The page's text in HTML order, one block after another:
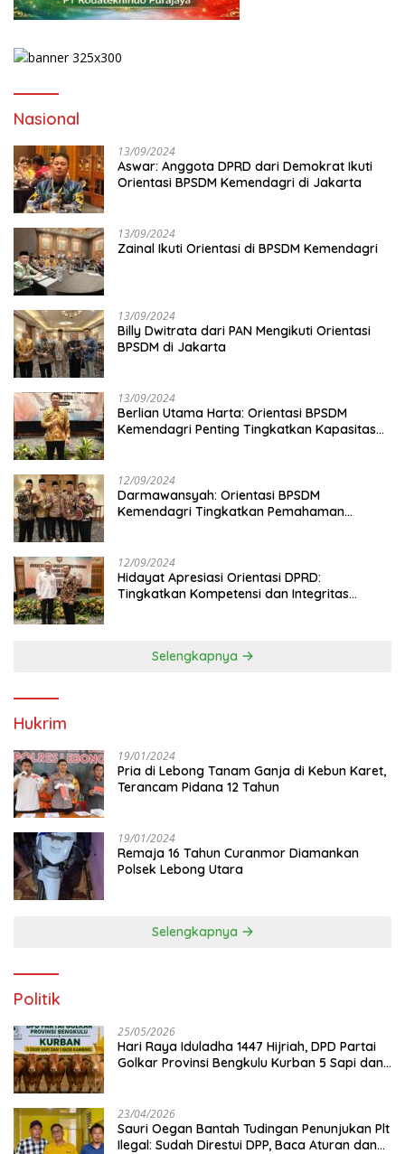
Nasional
13/09/2024
Aswar: Anggota DPRD dari Demokrat Ikuti
Orientasi BPSDM Kemendagri di Jakarta
13/09/2024
Zainal Ikuti Orientasi di BPSDM Kemendagri
13/09/2024
Billy Dwitrata dari PAN Mengikuti Orientasi
BPSDM di Jakarta
13/09/2024
Berlian Utama Harta: Orientasi BPSDM
Kemendagri Penting Tingkatkan Kapasitas
12/09/2024
Darmawansyah: Orientasi BPSDM
Kemendagri Tingkatkan Pemahaman
12/09/2024
Hidayat Apresiasi Orientasi DPRD:
Tingkatkan Kompetensi dan Integritas
Selengkapnya
Hukrim
19/01/2024
Pria di Lebong Tanam Ganja di Kebun Karet,
Terancam Pidana 12 Tahun
19/01/2024
Remaja 16 Tahun Curanmor Diamankan
Polsek Lebong Utara
Selengkapnya
Politik
25/05/2026
Hari Raya Iduladha 1447 Hijriah, DPD Partai
Golkar Provinsi Bengkulu Kurban 5 Sapi dan 1
23/04/2026
Sauri Oegan Bantah Tudingan Penunjukan Plt
Ilegal: Sudah Direstui DPP, Baca Aturan dan